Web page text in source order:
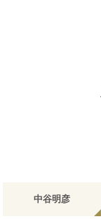
中谷明彦